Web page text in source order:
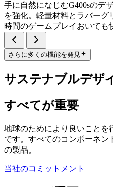
手に自然になじむG400sのデ
を強化。軽量材料とラバー
時間のゲームプレイおいても
さらに多くの機能を発見
サステナブルデザ
すべてが重要
地球のためにより良いことを
です。すべてのコンポーネン
の製品。
当社のコミットメント